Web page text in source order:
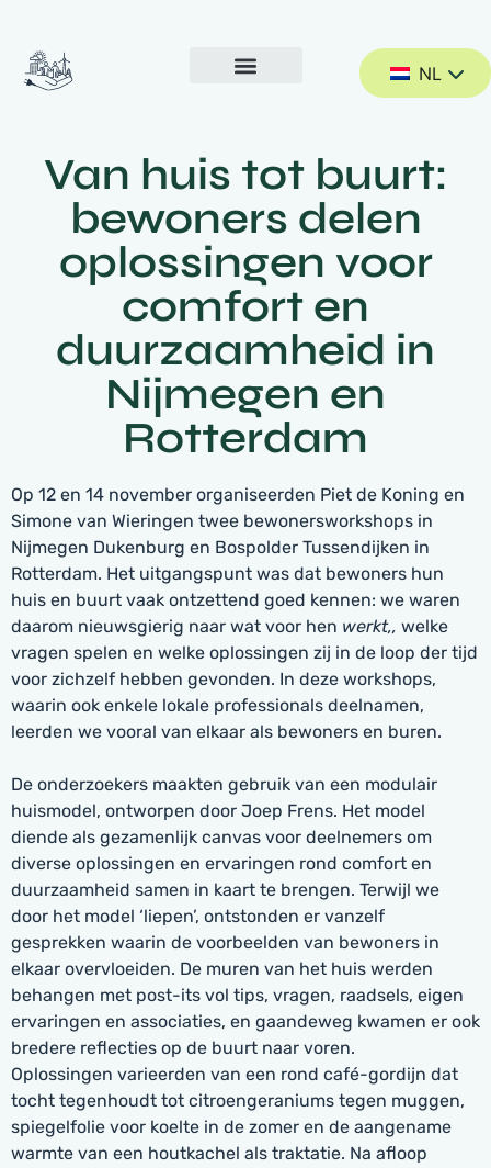
NL
Van huis tot buurt:
bewoners delen
oplossingen voor
comfort en
duurzaamheid in
Nijmegen en
Rotterdam
Op 12 en 14 november organiseerden Piet de Koning en
Simone van Wieringen twee bewonersworkshops in
Nijmegen Dukenburg en Bospolder Tussendijken in
Rotterdam. Het uitgangspunt was dat bewoners hun
huis en buurt vaak ontzettend goed kennen: we waren
daarom nieuwsgierig naar wat voor hen werkt,, welke
vragen spelen en welke oplossingen zij in de loop der tijd
voor zichzelf hebben gevonden. In deze workshops,
waarin ook enkele lokale professionals deelnamen,
leerden we vooral van elkaar als bewoners en buren.
De onderzoekers maakten gebruik van een modulair
huismodel, ontworpen door Joep Frens. Het model
diende als gezamenlijk canvas voor deelnemers om
diverse oplossingen en ervaringen rond comfort en
duurzaamheid samen in kaart te brengen. Terwijl we
door het model ‘liepen’, ontstonden er vanzelf
gesprekken waarin de voorbeelden van bewoners in
elkaar overvloeiden. De muren van het huis werden
behangen met post-its vol tips, vragen, raadsels, eigen
ervaringen en associaties, en gaandeweg kwamen er ook
bredere reflecties op de buurt naar voren.
Oplossingen varieerden van een rond café-gordijn dat
tocht tegenhoudt tot citroengeraniums tegen muggen,
spiegelfolie voor koelte in de zomer en de aangename
warmte van een houtkachel als traktatie. Na afloop